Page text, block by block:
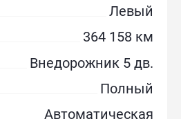
Левый
364 158 км
Внедорожник 5 дв.
Полный
Автоматическая